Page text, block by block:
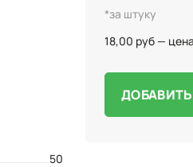
50
*за штуку
18,00 руб —